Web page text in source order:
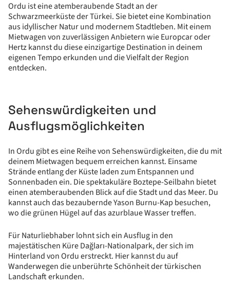
Ordu ist eine atemberaubende Stadt an der
Schwarzmeerküste der Türkei. Sie bietet eine Kombination
aus idyllischer Natur und modernem Stadtleben. Mit einem
Mietwagen von zuverlässigen Anbietern wie Europcar oder
Hertz kannst du diese einzigartige Destination in deinem
eigenen Tempo erkunden und die Vielfalt der Region
entdecken.
Sehenswürdigkeiten und
Ausflugsmöglichkeiten
In Ordu gibt es eine Reihe von Sehenswürdigkeiten, die du mit
deinem Mietwagen bequem erreichen kannst. Einsame
Strände entlang der Küste laden zum Entspannen und
Sonnenbaden ein. Die spektakuläre Boztepe-Seilbahn bietet
einen atemberaubenden Blick auf die Stadt und das Meer. Du
kannst auch das bezaubernde Yason Burnu-Kap besuchen,
wo die grünen Hügel auf das azurblaue Wasser treffen.
Für Naturliebhaber lohnt sich ein Ausflug in den
majestätischen Küre Dağları-Nationalpark, der sich im
Hinterland von Ordu erstreckt. Hier kannst du auf
Wanderwegen die unberührte Schönheit der türkischen
Landschaft erkunden.